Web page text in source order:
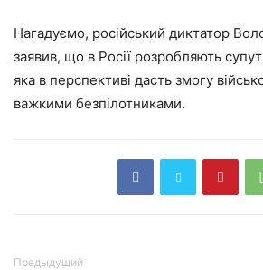
Нагадуємо, російський диктатор
заявив, що в Росії розробляють
яка в перспективі дасть змогу
важкими безпілотниками.
Предыдущий